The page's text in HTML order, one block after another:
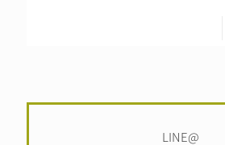
LINE@